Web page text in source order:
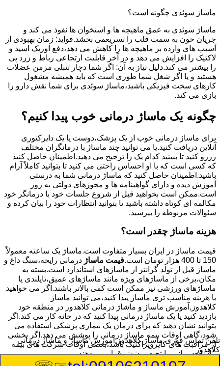
ماساژ سوئدی چگونه است؟
ماساژ سوئدی به عمق ماهیچه ها و استخوان ها نفوذ می کند و
جریان خون به سمت قلب را تسریعمی بخشد.فواید: زمان بهبودی از
آسیب های وارده بر ماهیچه ها را کاهش می دهد،دفع اوریک اسید و
لاکتیک را افزایش می دهد و در آخر قابلیت ارتجاعی رباط و زرد پی
را بیشتر می کند.دلیل نیاز به آن: اگر شما دچار تنبلی مزمن عضلات
هستید و یا اگر شغل شما طوری است که باید همیشه مشغول
کارهای سخت فیزیکی باشید،ماساژ سوئدی برای شما نقش دارو را
بازی می کند.
چگونه یک ماساژ درمانی خوب پیدا کنیم؟
برای ماساژ درمانی خوب از یک پزشک،دوست یا یک دایرکتوری
آنلاین دریافت کنید.یا می توانید چند ماساژ با درمانگران مختلف
رزرو کنید تا ببینید کدام یک را ترجیح می دهید.اطمینان حاصل کنید
که کسی است که با او احساس راحتی می کنید تا بتوانید کاملاً آرام
باشید.اطمینان حاصل کنید که ماساژ درمانی شما به درستی
آموزش دیده و دارای گواهینامه ها و مجوزهای دولتی به روز
است.ممکن است بخواهید قبل از شروع جلسات خود با درمانگر خود
مکالمه ای کوتاه داشته باشید تا بتوانید انتظارات خود را بیان کرده و
سئوالات مربوطه را بپرسید.
هزینه ماساژ چقدر است؟
قیمت ماساژ در ایران بسیار متفاوت است.ماساژ یک ساعته معمولاً
150 تا 400 هزار تومان است.
قیمت ماساژ درمانی رایحه،سنگ داغ و
ماساژ قبل از تولد گرانتر از ماساژهای استاندارد است.بسته به
مکان،برخی از ماساژهای ویژه مانند ماساژهای عمیق،تایلندی یا
ماساژهای ورزشی نیز ممکن است کمی بالاتر باشند.اگر می خواهید
با هزینه مناسب تری ماساژ پیدا کنید،می توانید ماساژ
کلاهدوز,آموزش ماساژ و ماشاژ درمانی کلاهدوز در منطقه خود
بازدید کنید یا یک ماساژ درمانی پیدا کنید که در خانه کار می کند.اگر
بتوانید نشان دهید که برای درمان یک بیماری پزشکی استفاده می
شود،گاهی اوقات بیمه ماساژ درمانی را پوشش می دهد.اگر بخشی
از مراقبت های کایروپراکتیک باشد،بعضی اوقات شرکت های بیمه
ماساژ درمانی را تحت پوشش قرار می دهند.
تلفن تماس فوریماساژ کلاهدوز,آموزش ماساژ و ماشاژ درمانی
کلاهدوز